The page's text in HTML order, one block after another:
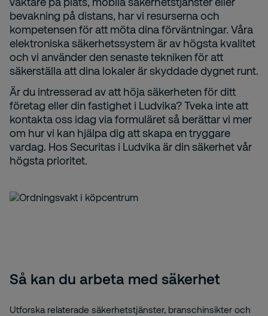
bevakning på distans, har vi resurserna och
kompetensen för att möta dina förväntningar. Våra
elektroniska säkerhetssystem är av högsta kvalitet
och vi använder den senaste tekniken för att
säkerställa att dina lokaler är skyddade dygnet runt.
Är du intresserad av att höja säkerheten för ditt
företag eller din fastighet i Ludvika? Tveka inte att
kontakta oss idag via formuläret så berättar vi mer
om hur vi kan hjälpa dig att skapa en tryggare
vardag. Hos Securitas i Ludvika är din säkerhet vår
högsta prioritet.
Så kan du arbeta med säkerhet
Utforska relaterade säkerhetstjänster, branschinsikter och